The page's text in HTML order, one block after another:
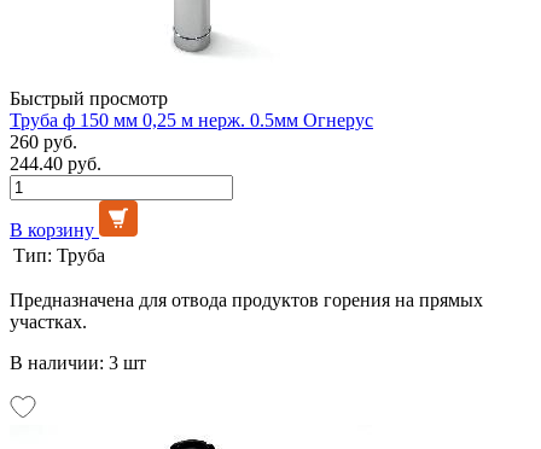
Быстрый просмотр
Труба ф 150 мм 0,25 м нерж. 0.5мм Огнерус
260 руб.
244.40 руб.
В корзину
Тип: Труба
Предназначена для отвода продуктов горения на прямых
участках.
В наличии: 3 шт